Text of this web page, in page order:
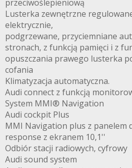
przeciwoślepieniową
Lusterka zewnętrzne
elektrycznie,
podgrzewane, przyciemniane
stronach, z funkcją pamięci i z
opuszczania prawego lusterka
cofania
Klimatyzacja automatyczna.
Audi connect z funkcją
System MMI® Navigation
Audi cockpit Plus
MMI Navigation plus z panelem
response z ekranem 10,1''
Odbiór stacji radiowych, cyfrowy
Audi sound system